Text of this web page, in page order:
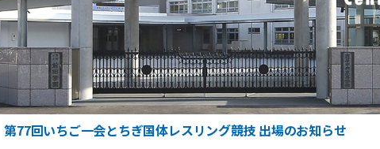
第77回いちご一会とちぎ国体レスリング競技 出場のお知らせ